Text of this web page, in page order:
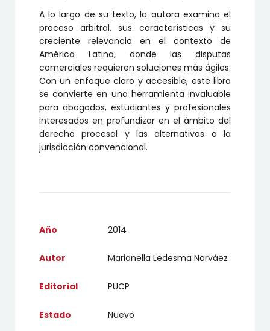
A lo largo de su texto, la autora examina el
proceso arbitral, sus características y su
creciente relevancia en el contexto de
América Latina, donde las disputas
comerciales requieren soluciones más ágiles.
Con un enfoque claro y accesible, este libro
se convierte en una herramienta invaluable
para abogados, estudiantes y profesionales
interesados en profundizar en el ámbito del
derecho procesal y las alternativas a la
jurisdicción convencional.
Año 2014
Autor Marianella Ledesma Narváez
Editorial PUCP
Estado Nuevo